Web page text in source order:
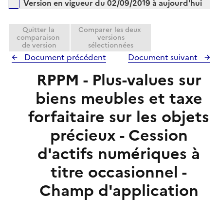
e
r
p
e
r
Versions sur la période
Version en vigueur du 02/09/2019 à aujourd'hui
Quitter la
comparaison
de version
Comparer les deux
versions
sélectionnées
Document précédent Document suivant
RPPM - Plus-values sur
biens meubles et taxe
forfaitaire sur les objets
précieux - Cession
d'actifs numériques à
titre occasionnel -
Champ d'application